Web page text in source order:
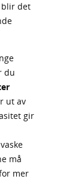
det
du
ut av
gir
må
mer